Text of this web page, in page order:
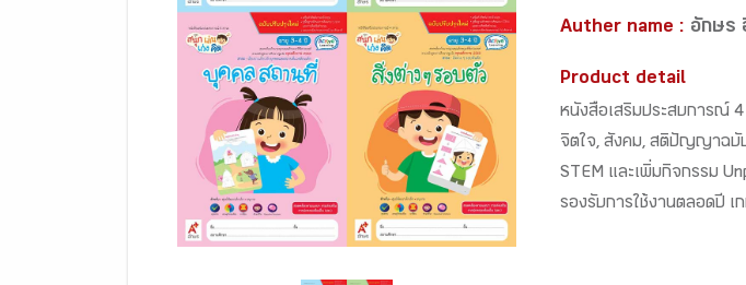
Auther name : อักษร
Product detail
หนังสือเสริมประสบการณ์
จิตใจ, สังคม, สติปัญญาฉบั
STEM และเพิ่มกิจกรรม
รองรับการใช้งานตลอดปี เ